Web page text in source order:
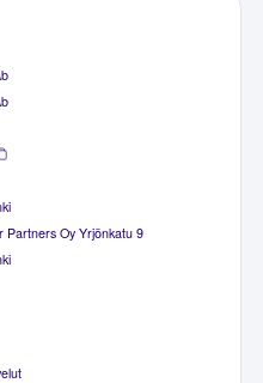
Partners Oy Yrjönkatu 9